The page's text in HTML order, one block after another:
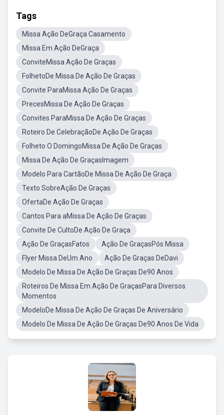
Tags
Missa Ação DeGraça Casamento
Missa Em Ação DeGraça
ConviteMissa Ação De Graças
FolhetoDe Missa De Ação De Graças
Convite ParaMissa Ação De Graças
PrecesMissa De Ação De Graças
Convites ParaMissa De Ação De Graças
Roteiro De CelebraçãoDe Ação De Graças
Folheto O DomingoMissa De Ação De Graças
Missa De Ação De GraçasImagem
Modelo Para CartãoDe Missa De Ação De Graça
Texto SobreAção De Graças
OfertaDe Ação De Graças
Cantos Para aMissa De Ação De Graças
Convite De CultoDe Ação De Graça
Ação De GraçasFatos
Ação De GraçasPós Missa
Flyer Missa DeUm Ano
Ação De Graças DeDavi
Modelo De Missa De Ação De Graças De90 Anos
Roteiros De Missa Em Ação De GraçasPara Diversos
Momentos
ModeloDe Missa De Ação De Graças De Aniversário
Modelo De Missa De Ação De Graças De90 Anos De Vida